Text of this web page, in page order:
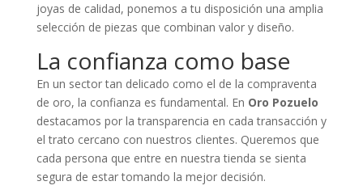
joyas de calidad, ponemos a tu disposición una amplia
selección de piezas que combinan valor y diseño.
La confianza como base
En un sector tan delicado como el de la compraventa
de oro, la confianza es fundamental. En Oro Pozuelo
destacamos por la transparencia en cada transacción y
el trato cercano con nuestros clientes. Queremos que
cada persona que entre en nuestra tienda se sienta
segura de estar tomando la mejor decisión.